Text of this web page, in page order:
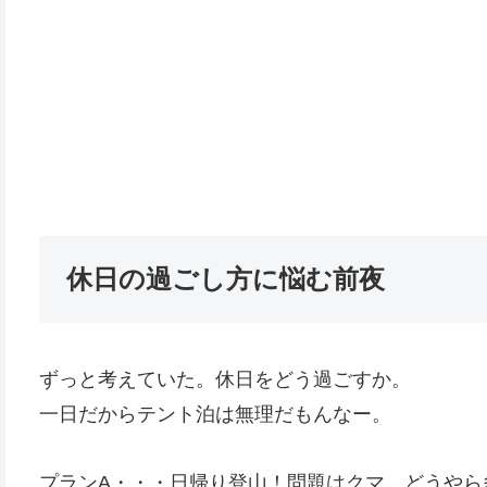
休日の過ごし方に悩む前夜
ずっと考えていた。休日をどう過ごすか。
一日だからテント泊は無理だもんなー。
プランA・・・日帰り登山！問題はクマ。どうやら